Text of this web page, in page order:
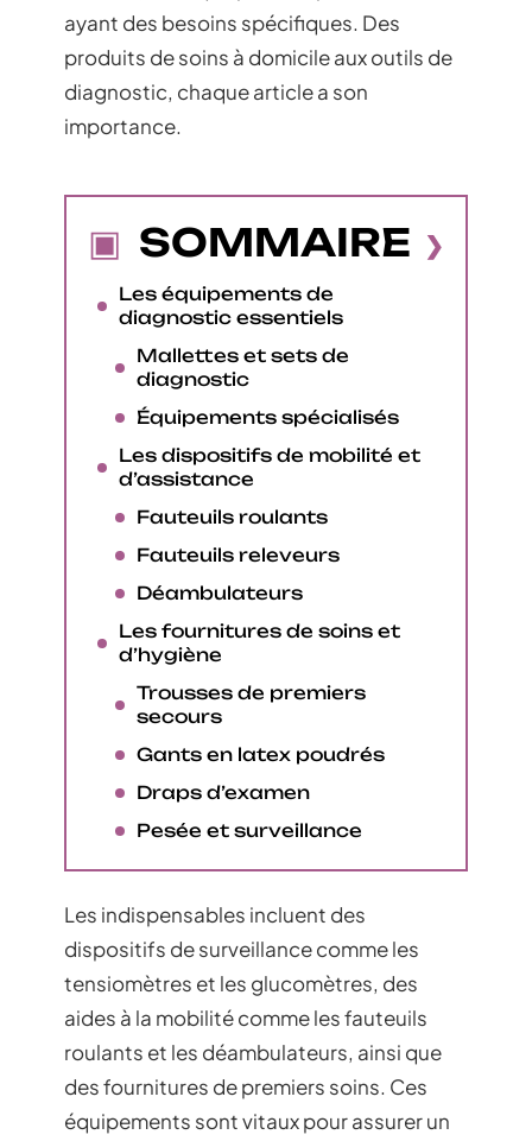
ayant des besoins spécifiques. Des
produits de soins à domicile aux outils de
diagnostic, chaque article a son
importance.
SOMMAIRE
Les équipements de
diagnostic essentiels
Mallettes et sets de
diagnostic
Équipements spécialisés
Les dispositifs de mobilité et
d’assistance
Fauteuils roulants
Fauteuils releveurs
Déambulateurs
Les fournitures de soins et
d’hygiène
Trousses de premiers
secours
Gants en latex poudrés
Draps d’examen
Pesée et surveillance
Les indispensables incluent des
dispositifs de surveillance comme les
tensiomètres et les glucomètres, des
aides à la mobilité comme les fauteuils
roulants et les déambulateurs, ainsi que
des fournitures de premiers soins. Ces
équipements sont vitaux pour assurer un